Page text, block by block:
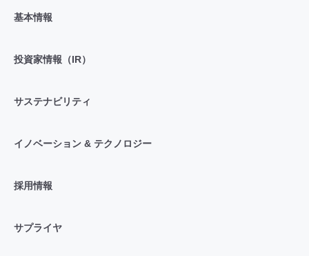
基本情報
投資家情報（IR）
サステナビリティ
イノベーション & テクノロジー
採用情報
サプライヤ